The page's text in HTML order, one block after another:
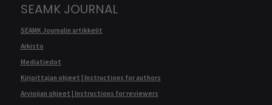
SEAMK JOURNAL
SEAMK Journalin artikkelit
Arkisto
Mediatiedot
Kirjoittajan ohjeet | Instructions for authors
Arvioijan ohjeet | Instructions for reviewers